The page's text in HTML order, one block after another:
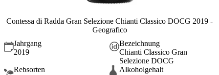
Contessa di Radda Gran Selezione Chianti Classico DOCG 2019 -
Geografico
Jahrgang
2019
Bezeichnung
Chianti Classico Gran
Selezione DOCG
Rebsorten
Alkoholgehalt